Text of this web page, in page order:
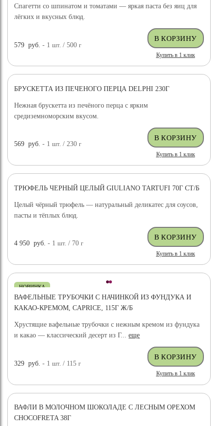
Спагетти со шпинатом и томатами — яркая паста без яиц для
лёгких и вкусных блюд.
579 руб. - 1шт. / 500г
Купить в 1 клик
БРУСКЕТТА ИЗ ПЕЧЕНОГО ПЕРЦА DELPHI 230Г
Нежная брускетта из печёного перца с ярким
средиземноморским вкусом.
569 руб. - 1шт. / 230г
Купить в 1 клик
ДОСТАВКА БЕСПЛАТНО
ТРЮФЕЛЬ ЧЕРНЫЙ ЦЕЛЫЙ GIULIANO TARTUFI 70Г СТ/Б
Целый чёрный трюфель — натуральный деликатес для соусов,
пасты и тёплых блюд.
4 950 руб. - 1шт. / 70г
Купить в 1 клик
НОВИНКА
ВАФЕЛЬНЫЕ ТРУБОЧКИ С НАЧИНКОЙ ИЗ ФУНДУКА И
КАКАО-КРЕМОМ, CAPRICE, 115Г Ж/Б
Хрустящие вафельные трубочки с нежным кремом из фундука
и какао — классический десерт из Г...еще
329 руб. - 1шт. / 115г
Купить в 1 клик
ВАФЛИ В МОЛОЧНОМ ШОКОЛАДЕ С ЛЕСНЫМ ОРЕХОМ
CHOCOFRETA 38Г